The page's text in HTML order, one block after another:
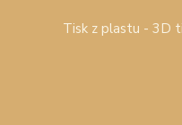
Tisk z plastu - 3D